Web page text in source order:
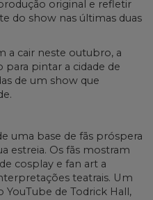
original e refletir
do show nas últimas duas
a cair neste outubro, a
para pintar a cidade de
de um show que
uma base de fãs próspera
estreia. Os fãs mostram
cosplay e fan art a
teatrais. Um
YouTube de Todrick Hall,